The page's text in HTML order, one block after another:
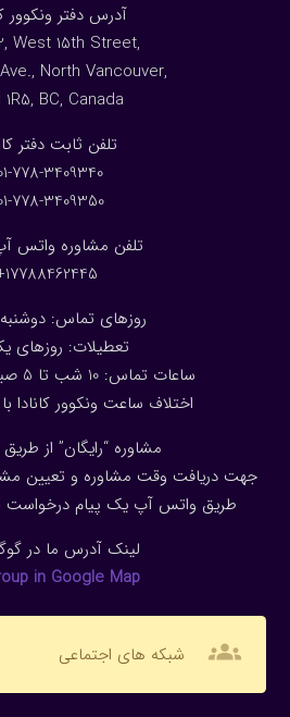
:آدرس دفتر ونکوور
West 15th Street,
North Vancouver,
BC, Canada
:تلفن ثابت دفتر
778-3409340
778-3409350
تلفن مشاوره واتس آپ
17788462445+
روزهای تماس:
تعطیلات: روزهای
ساعات تماس: 10 شب تا 5 صبح به وقت ایران
اختلاف ساعت ونکوور کانادا با
مشاوره “رایگان” از
جهت دریافت وقت مشاوره و تعیین
طریق واتس آپ یک پیام درخواست
لینک آدرس ما در
in Google Map
groups شبکه های اجتماعی